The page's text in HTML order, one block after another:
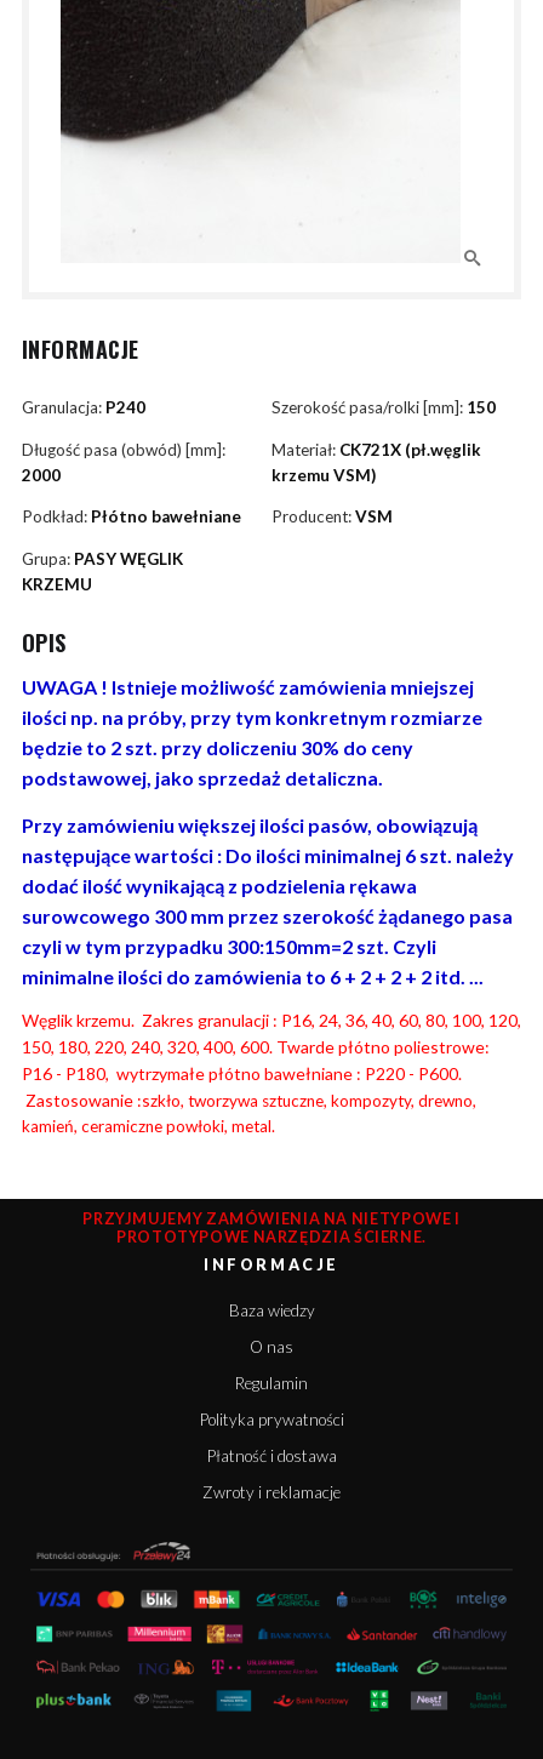
INFORMACJE
Granulacja: P240 Szerokość pasa/rolki [mm]: 150
Długość pasa (obwód) [mm]:
2000
Materiał: CK721X (pł.węglik
krzemu VSM)
Podkład: Płótno bawełniane Producent:VSM
Grupa: PASY WĘGLIK
KRZEMU
OPIS
UWAGA ! Istnieje możliwość zamówienia mniejszej
ilości np. na próby, przy tym konkretnym rozmiarze
będzie to 2 szt. przy doliczeniu 30% do ceny
podstawowej, jako sprzedaż detaliczna.
Przy zamówieniu większej ilości pasów, obowiązują
następujące wartości : Do ilości minimalnej 6 szt. należy
dodać ilość wynikającą z podzielenia rękawa
surowcowego 300 mm przez szerokość żądanego pasa
czyli w tym przypadku 300:150mm=2 szt. Czyli
minimalne ilości do zamówienia to 6 + 2 + 2 + 2 itd. ...
Węglik krzemu. Zakres granulacji : P16, 24, 36, 40, 60, 80, 100, 120,
150, 180, 220, 240, 320, 400, 600. Twarde płótno poliestrowe:
P16 - P180, wytrzymałe płótno bawełniane : P220 - P600.
Zastosowanie :szkło, tworzywa sztuczne, kompozyty, drewno,
kamień, ceramiczne powłoki, metal.
PRZYJMUJEMY ZAMÓWIENIA NA NIETYPOWE I
PROTOTYPOWE NARZĘDZIA ŚCIERNE.
INFORMACJE
Baza wiedzy
O nas
Regulamin
Polityka prywatności
Płatność i dostawa
Zwroty i reklamacje